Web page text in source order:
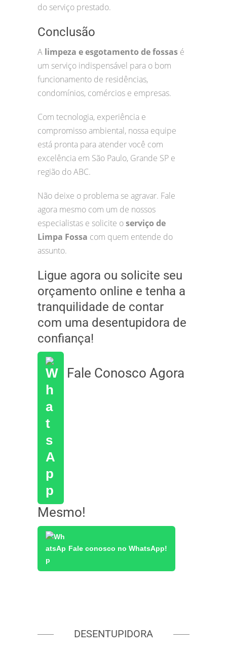
do serviço prestado.
Conclusão
A limpeza e esgotamento de fossas é
um serviço indispensável para o bom
funcionamento de residências,
condomínios, comércios e empresas.
Com tecnologia, experiência e
compromisso ambiental, nossa equipe
está pronta para atender você com
excelência em São Paulo, Grande SP e
região do ABC.
Não deixe o problema se agravar. Fale
agora mesmo com um de nossos
especialistas e solicite oserviço de
Limpa Fossa com quem entende do
assunto.
Ligue agora ou solicite seu
orçamento online e tenha a
tranquilidade de contar
com uma desentupidora de
confiança!
Fale Conosco Agora
Mesmo!
Fale conosco no WhatsApp!
DESENTUPIDORA